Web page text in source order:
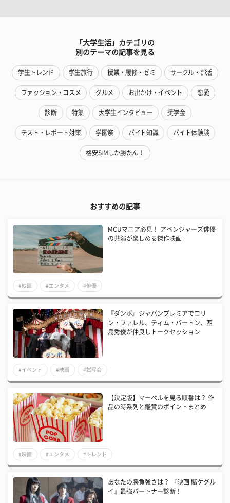
「大学生活」カテゴリの
別のテーマの記事を見る
学生トレンド 学生旅行 授業・履修・ゼミ サークル・部活
ファッション・コスメ グルメ お出かけ・イベント 恋愛
診断 特集 大学生インタビュー 奨学金
テスト・レポート対策 学園祭 バイト知識 バイト体験談
格安SIMしか勝たん！
おすすめの記事
MCUマニア必見！ アベンジャーズ俳優
の共演が楽しめる傑作映画
#映画 #エンタメ #俳優
『ダンボ』ジャパンプレミアでコリ
ン・ファレル、ティム・バートン、西
島秀俊が仲良しトークセッション
#イベント #映画 #試写会
【決定版】マーベルを見る順番は？ 作
品の時系列と鑑賞のポイントまとめ
#映画 #エンタメ #トレンド
あなたの勝負強さは？ 『映画 賭ケグル
イ』最強パートナー診断！